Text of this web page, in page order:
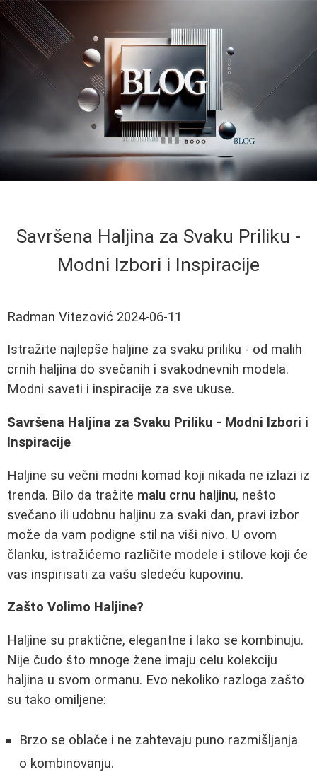
Savršena Haljina za Svaku Priliku -
Modni Izbori i Inspiracije
Radman Vitezović 2024-06-11
Istražite najlepše haljine za svaku priliku - od malih
crnih haljina do svečanih i svakodnevnih modela.
Modni saveti i inspiracije za sve ukuse.
Savršena Haljina za Svaku Priliku - Modni Izbori i
Inspiracije
Haljine su večni modni komad koji nikada ne izlazi iz
trenda. Bilo da tražite malu crnu haljinu, nešto
svečano ili udobnu haljinu za svaki dan, pravi izbor
može da vam podigne stil na viši nivo. U ovom
članku, istražićemo različite modele i stilove koji će
vas inspirisati za vašu sledeću kupovinu.
Zašto Volimo Haljine?
Haljine su praktične, elegantne i lako se kombinuju.
Nije čudo što mnoge žene imaju celu kolekciju
haljina u svom ormanu. Evo nekoliko razloga zašto
su tako omiljene:
Brzo se oblače i ne zahtevaju puno razmišljanja
o kombinovanju.